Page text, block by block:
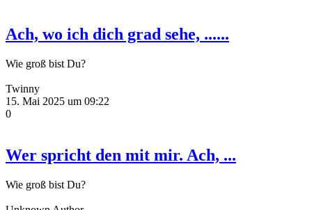
Ach, wo ich dich grad sehe, ......
Wie groß bist Du?
Twinny
15. Mai 2025 um 09:22
0
Wer spricht den mit mir. Ach, ...
Wie groß bist Du?